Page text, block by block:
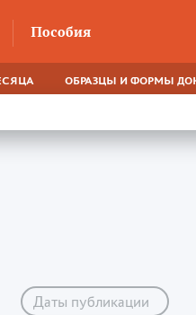
Пособия
ОБРАЗЦЫ И ФОРМЫ
Даты публикации